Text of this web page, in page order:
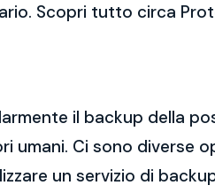
Scopri tutto circa
il backup della
umani. Ci sono diverse
un servizio di